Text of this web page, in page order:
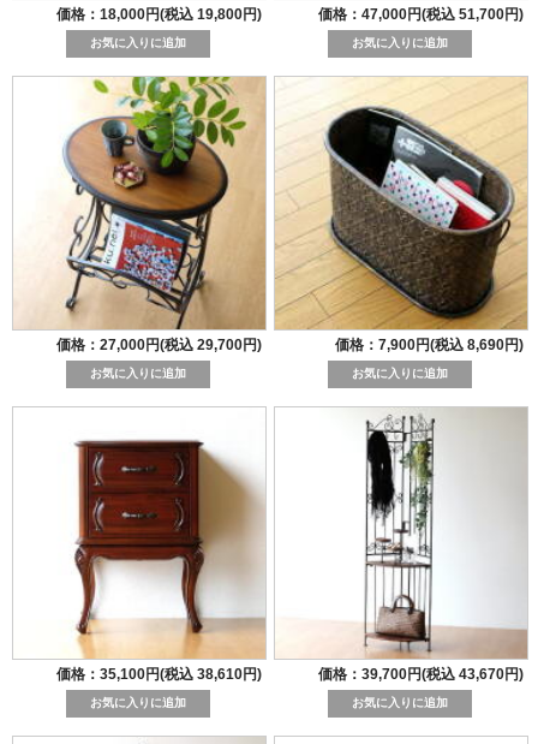
価格：18,000円(税込 19,800円) 価格：47,000円(税込 51,700円)
価格：27,000円(税込 29,700円) 価格：7,900円(税込 8,690円)
価格：35,100円(税込 38,610円) 価格：39,700円(税込 43,670円)